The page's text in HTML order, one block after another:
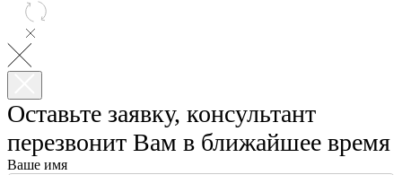
Оставьте заявку, консультант
перезвонит Вам в ближайшее время
Ваше имя